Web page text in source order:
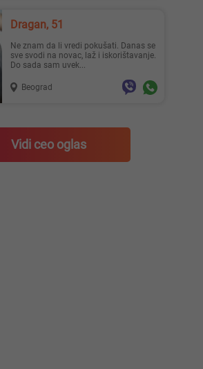
Dragan, 51
Ne znam da li vredi pokušati. Danas se
sve svodi na novac, laž i iskorištavanje.
Do sada sam uvek...
Beograd
Vidi ceo oglas